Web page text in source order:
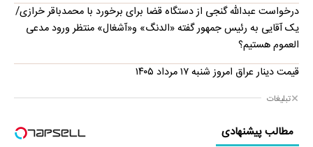
درخواست عبدالله گنجی از دستگاه قضا برای برخورد با محمدباقر خرازی/
یک آقایی به رئیس جمهور گفته «الدنگ» و«آشغال» منتظر ورود مدعی
العموم هستیم؟
قیمت دینار عراق امروز شنبه ۱۷ مرداد ۱۴۰۵
تبلیغات
مطالب پیشنهادی